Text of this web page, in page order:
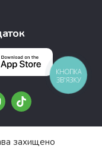
захищено
КНОПКА
ЗВ'ЯЗКУ